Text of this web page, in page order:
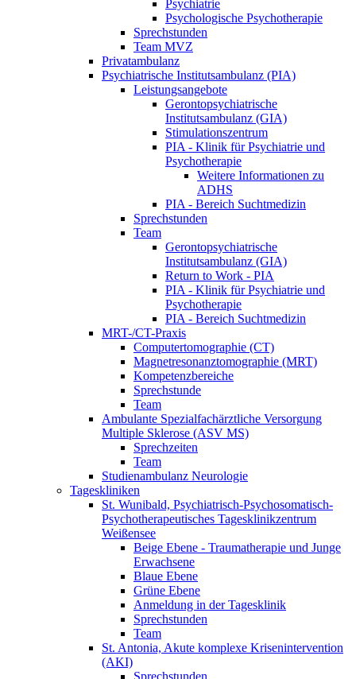
Psychiatrie
Psychologische Psychotherapie
Sprechstunden
Team MVZ
Privatambulanz
Psychiatrische Institutsambulanz (PIA)
Leistungsangebote
Gerontopsychiatrische
Institutsambulanz (GIA)
Stimulationszentrum
PIA - Klinik für Psychiatrie und
Psychotherapie
Weitere Informationen zu
ADHS
PIA - Bereich Suchtmedizin
Sprechstunden
Team
Gerontopsychiatrische
Institutsambulanz (GIA)
Return to Work - PIA
PIA - Klinik für Psychiatrie und
Psychotherapie
PIA - Bereich Suchtmedizin
MRT-/CT-Praxis
Computertomographie (CT)
Magnetresonanztomographie (MRT)
Kompetenzbereiche
Sprechstunde
Team
Ambulante Spezialfachärztliche Versorgung
Multiple Sklerose (ASV MS)
Sprechzeiten
Team
Studienambulanz Neurologie
Tageskliniken
St. Wunibald, Psychiatrisch-Psychosomatisch-
Psychotherapeutisches Tagesklinikzentrum
Weißensee
Beige Ebene - Traumatherapie und Junge
Erwachsene
Blaue Ebene
Grüne Ebene
Anmeldung in der Tagesklinik
Sprechstunden
Team
St. Antonia, Akute komplexe Krisenintervention
(AKI)
Sprechstunden